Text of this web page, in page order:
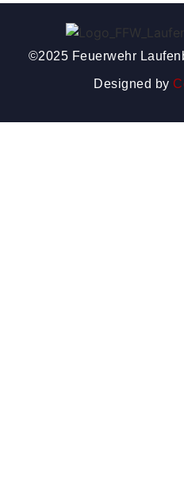
©2025 Feuerwehr
Designed by